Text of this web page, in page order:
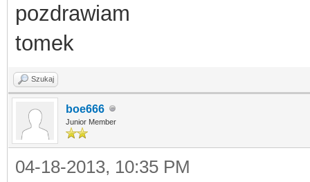
pozdrawiam
tomek
Szukaj
boe666
Junior Member
04-18-2013, 10:35 PM